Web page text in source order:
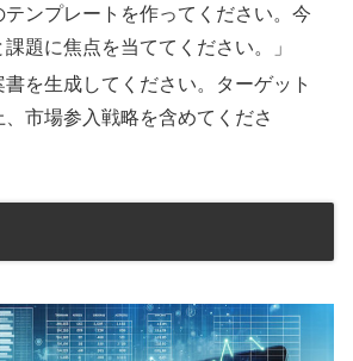
テンプレートを作ってください。今
題に焦点を当ててください。」
書を生成してください。ターゲット
市場参入戦略を含めてくださ